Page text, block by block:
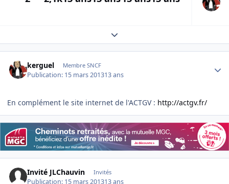
Expand topic overview
kerguel Membre SNCF
Publication: 15 mars 201313 ans
En complément le site internet de l'ACTGV : http://actgv.fr/
Invité JLChauvin Invités
Publication: 15 mars 201313 ans